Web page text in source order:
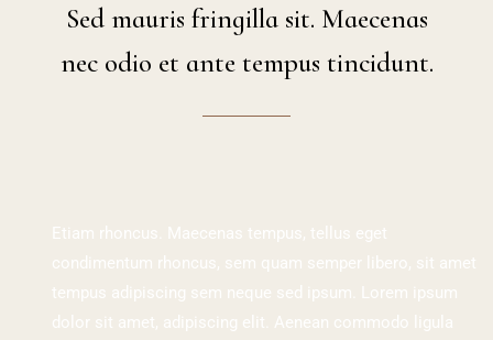
Sed mauris fringilla sit. Maecenas
nec odio et ante tempus tincidunt.
Etiam rhoncus. Maecenas tempus, tellus eget
condimentum rhoncus, sem quam semper libero, sit amet
tempus adipiscing sem neque sed ipsum. Lorem ipsum
dolor sit amet, adipiscing elit. Aenean commodo ligula